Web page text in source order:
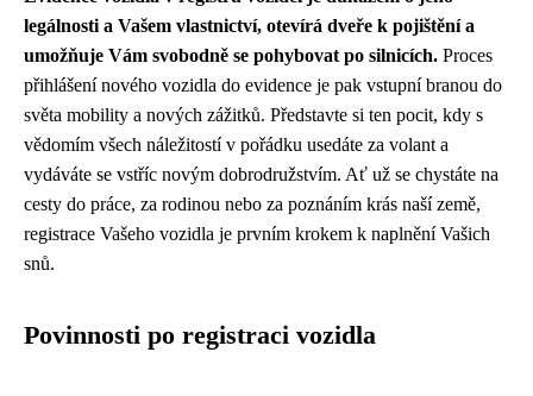
legálnosti a Vašem vlastnictví, otevírá dveře k pojištění a
umožňuje Vám svobodně se pohybovat po silnicích. Proces
přihlášení nového vozidla do evidence je pak vstupní branou do
světa mobility a nových zážitků. Představte si ten pocit, kdy s
vědomím všech náležitostí v pořádku usedáte za volant a
vydáváte se vstříc novým dobrodružstvím. Ať už se chystáte na
cesty do práce, za rodinou nebo za poznáním krás naší země,
registrace Vašeho vozidla je prvním krokem k naplnění Vašich
snů.
Povinnosti po registraci vozidla